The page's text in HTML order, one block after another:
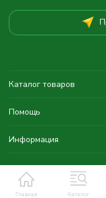
Главная Каталог
Каталог товаров
Помощь
Информация